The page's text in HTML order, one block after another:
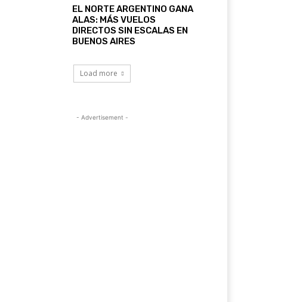
EL NORTE ARGENTINO GANA
ALAS: MÁS VUELOS
DIRECTOS SIN ESCALAS EN
BUENOS AIRES
Load more
- Advertisement -